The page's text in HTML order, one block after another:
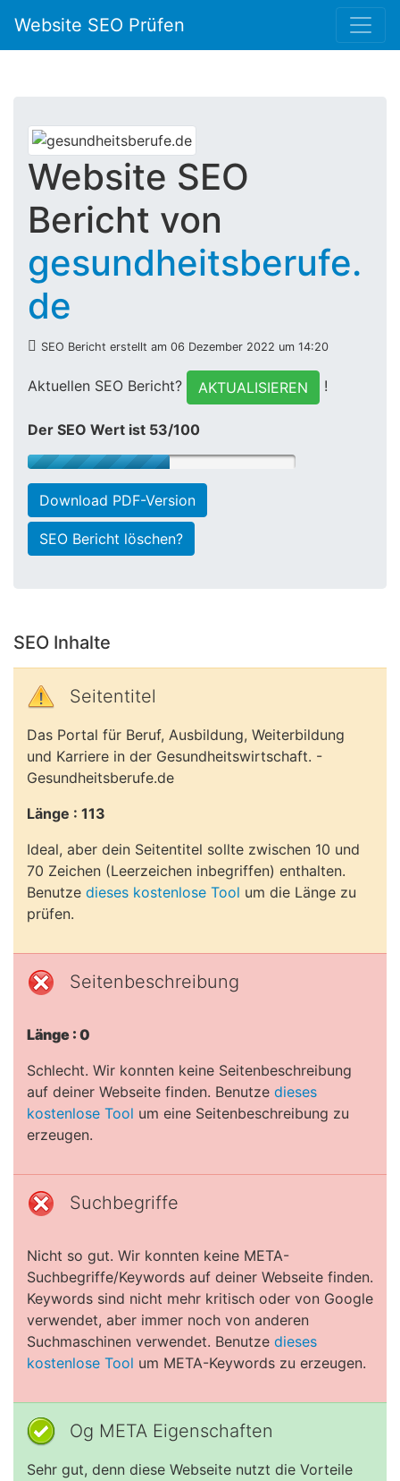
Website SEO Prüfen
Website SEO
Bericht von
gesundheitsberufe.
de
SEO Bericht erstellt am 06 Dezember 2022 um 14:20
Aktuellen SEO Bericht? AKTUALISIEREN !
Der SEO Wert ist 53/100
Download PDF-Version
SEO Bericht löschen?
SEO Inhalte
Seitentitel
Das Portal für Beruf, Ausbildung, Weiterbildung
und Karriere in der Gesundheitswirtschaft. -
Gesundheitsberufe.de
Länge : 113
Ideal, aber dein Seitentitel sollte zwischen 10 und
70 Zeichen (Leerzeichen inbegriffen) enthalten.
Benutze dieses kostenlose Tool um die Länge zu
prüfen.
Seitenbeschreibung
Länge : 0
Schlecht. Wir konnten keine Seitenbeschreibung
auf deiner Webseite finden. Benutze dieses
kostenlose Tool um eine Seitenbeschreibung zu
erzeugen.
Suchbegriffe
Nicht so gut. Wir konnten keine META-
Suchbegriffe/Keywords auf deiner Webseite finden.
Keywords sind nicht mehr kritisch oder von Google
verwendet, aber immer noch von anderen
Suchmaschinen verwendet. Benutze dieses
kostenlose Tool um META-Keywords zu erzeugen.
Og META Eigenschaften
Sehr gut, denn diese Webseite nutzt die Vorteile